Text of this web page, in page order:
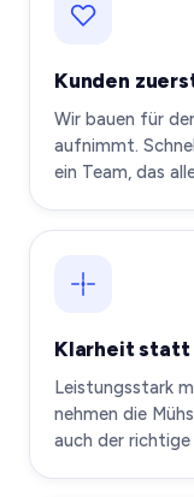
Kunden
Wir bauen für
aufnimmt.
ein Team, das
Klarheit
Leistungsstark
nehmen die
auch der richtige